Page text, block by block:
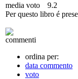
media voto
9.2
Per questo libro é
commenti
ordina per:
data commento
voto